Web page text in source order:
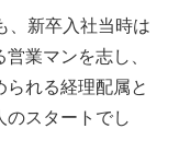
、新卒入社当時は
業マンを志し、
れる経理配属と
のスタートでし